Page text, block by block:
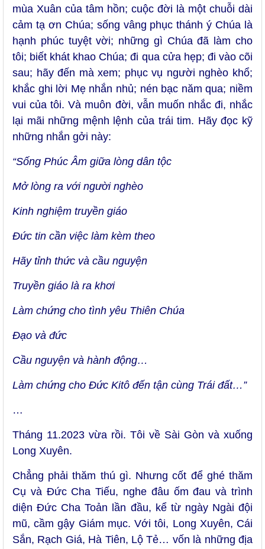
mùa Xuân của tâm hồn; cuộc đời là một chuỗi dài
cảm tạ ơn Chúa; sống vâng phục thánh ý Chúa là
hạnh phúc tuyệt vời; những gì Chúa đã làm cho
tôi; biết khát khao Chúa; đi qua cửa hẹp; đi vào cõi
sau; hãy đến mà xem; phục vụ người nghèo khổ;
khắc ghi lời Mẹ nhắn nhủ; nén bạc năm qua; niềm
vui của tôi. Và muôn đời, vẫn muốn nhắc đi, nhắc
lại mãi những mệnh lệnh của trái tim. Hãy đọc kỹ
những nhắn gởi này:
“Sống Phúc Âm giữa lòng dân tộc
Mở lòng ra với người nghèo
Kinh nghiệm truyền giáo
Đức tin cần việc làm kèm theo
Hãy tỉnh thức và cầu nguyện
Truyền giáo là ra khơi
Làm chứng cho tình yêu Thiên Chúa
Đạo và đức
Cầu nguyện và hành động…
Làm chứng cho Đức Kitô đến tận cùng Trái đất…”
…
Tháng 11.2023 vừa rồi. Tôi về Sài Gòn và xuống
Long Xuyên.
Chẳng phải thăm thú gì. Nhưng cốt để ghé thăm
Cụ và Đức Cha Tiếu, nghe đâu ốm đau và trình
diện Đức Cha Toản lần đầu, kể từ ngày Ngài đội
mũ, cầm gậy Giám mục. Với tôi, Long Xuyên, Cái
Sắn, Rạch Giá, Hà Tiên, Lộ Tẻ… vốn là những địa